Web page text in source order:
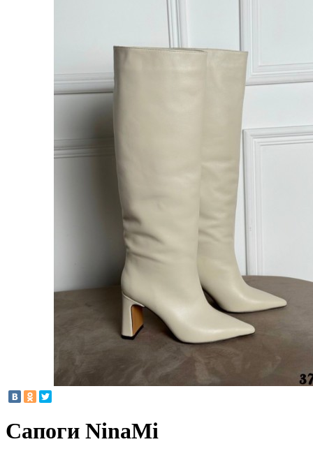
Сапоги NinaMi